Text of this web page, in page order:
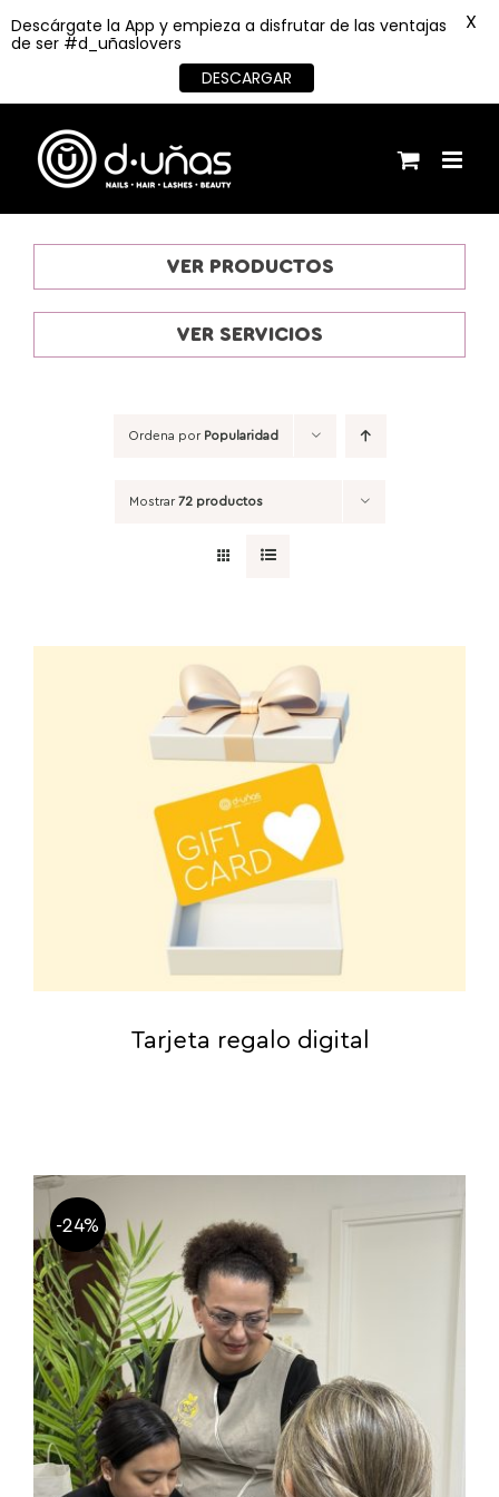
contenido
VER PRODUCTOS
VER SERVICIOS
Ordena por Popularidad
Mostrar72 productos
Tarjeta regalo digital
-24%
Descárgate la App y empieza a disfrutar de las ventajas
de ser #d_uñaslovers
DESCARGAR
X